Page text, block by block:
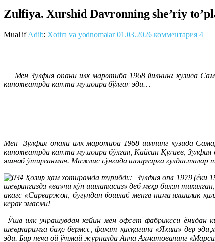
Zulfiya. Xurshid Davronning she’riy
MuallifAdib: Xotira va yodnomalar 01.03.2026 комментария 4
Мен Зулфия опани илк маротиба 1968 йилнинг кузида
кинотеатрда катта мушоира бўлган эди…
Мен Зулфия опани илк маротиба 1968 йилнинг кузида
кинотеатрда катта мушоира бўлган, Қайсин Қулиев, Зулфия
яшнаб ўтирганман. Мажлис сўнгида шоирларга гулдасталар
Ҳозир ҳам хотирамда турибди: Зулфия опа 1979 (ёки
шеърингизда «ва»ни кўп ишлатасиз» деб меҳр билан
акага «Сарваржон, бугундан бошлаб менга нима яхшилик
керак эмасми!
Ўша илк учрашувдан кейин мен офсет фабрикаси ёнидан
шеърларимга баҳо бермас, фақат қисқагина «Яхши» дер
эди. Бир неча ой ўтмай журналда Анна Ахматованинг